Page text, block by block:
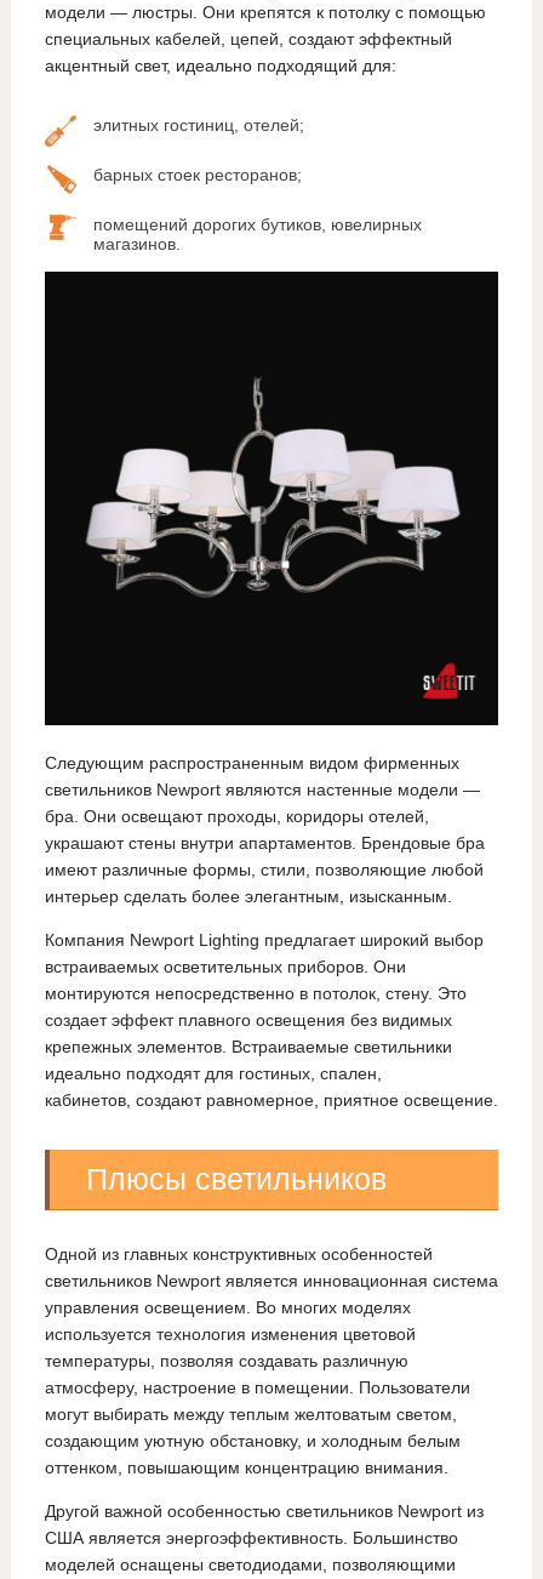
модели — люстры. Они крепятся к потолку с помощью
специальных кабелей, цепей, создают эффектный
акцентный свет, идеально подходящий для:
элитных гостиниц, отелей;
барных стоек ресторанов;
помещений дорогих бутиков, ювелирных
магазинов.
Следующим распространенным видом фирменных
светильников Newport являются настенные модели —
бра. Они освещают проходы, коридоры отелей,
украшают стены внутри апартаментов. Брендовые бра
имеют различные формы, стили, позволяющие любой
интерьер сделать более элегантным, изысканным.
Компания Newport Lighting предлагает широкий выбор
встраиваемых осветительных приборов. Они
монтируются непосредственно в потолок, стену. Это
создает эффект плавного освещения без видимых
крепежных элементов. Встраиваемые светильники
идеально подходят для гостиных, спален,
кабинетов, создают равномерное, приятное освещение.
Плюсы светильников
Одной из главных конструктивных особенностей
светильников Newport является инновационная система
управления освещением. Во многих моделях
используется технология изменения цветовой
температуры, позволяя создавать различную
атмосферу, настроение в помещении. Пользователи
могут выбирать между теплым желтоватым светом,
создающим уютную обстановку, и холодным белым
оттенком, повышающим концентрацию внимания.
Другой важной особенностью светильников Newport из
США является энергоэффективность. Большинство
моделей оснащены светодиодами, позволяющими